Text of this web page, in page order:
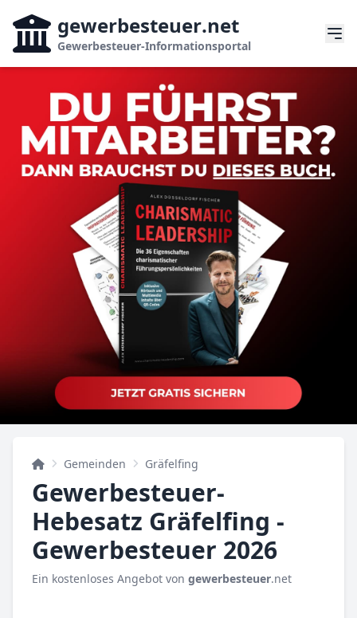
gewerbesteuer.net
Gewerbesteuer-Informationsportal
Gemeinden Gräfelfing
Gewerbesteuer-
Hebesatz Gräfelfing -
Gewerbesteuer 2026
Ein kostenloses Angebot von gewerbesteuer.net